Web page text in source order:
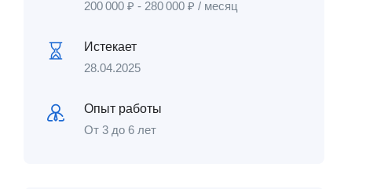
200 000 ₽ - 280 000 ₽ / месяц
Истекает
28.04.2025
Опыт работы
От 3 до 6 лет